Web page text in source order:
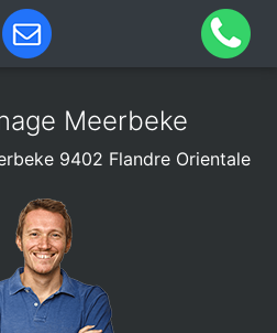
Meerbeke
9402 Flandre Orientale